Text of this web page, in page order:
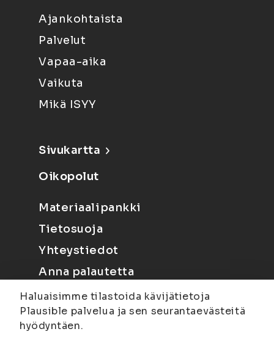
Ajankohtaista
Palvelut
Vapaa-aika
Vaikuta
Mikä ISYY
Sivukartta
Oikopolut
Materiaalipankki
Tietosuoja
Yhteystiedot
Anna palautetta
Haluaisimme tilastoida kävijätietoja
Plausible palvelua ja sen seurantaevästeitä
hyödyntäen.